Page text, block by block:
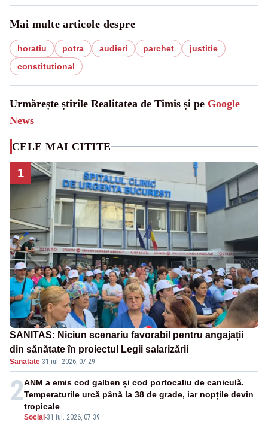
Mai multe articole despre
horatiu potra audieri parchet
justitie
constitutional
Urmărește știrile Realitatea de Timis și pe Google
News
CELE MAI CITITE
1
SANITAS: Niciun scenariu favorabil pentru angajații
din sănătate în proiectul Legii salarizării
Sanatate·31 iul. 2026, 07:29
2
Social -31 iul. 2026, 07:39
ANM a emis cod galben și cod portocaliu de caniculă.
Temperaturile urcă până la 38 de grade, iar nopțile devin
tropicale